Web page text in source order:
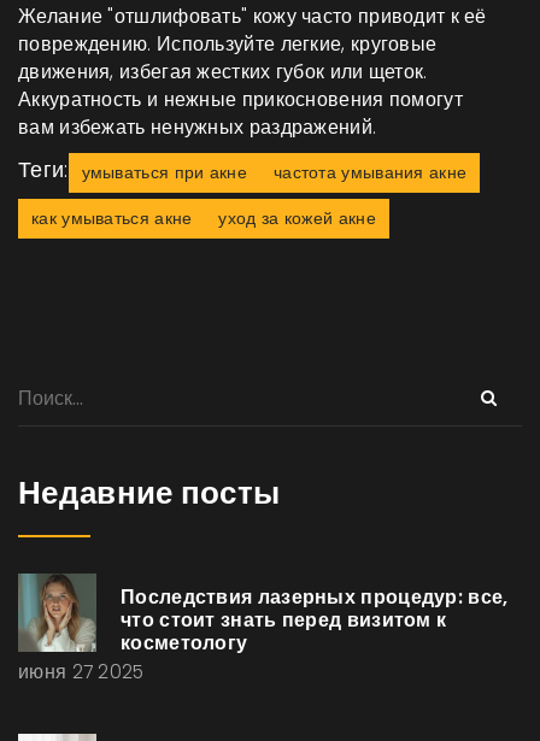
Желание "отшлифовать" кожу часто приводит к её
повреждению. Используйте легкие, круговые
движения, избегая жестких губок или щеток.
Аккуратность и нежные прикосновения помогут
вам избежать ненужных раздражений.
Теги: умываться при акне
частота умывания акне
как умываться акне
уход за кожей акне
Недавние посты
Последствия лазерных процедур: все,
что стоит знать перед визитом к
косметологу
июня 27 2025